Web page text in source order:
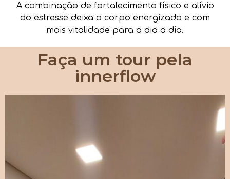
A combinação de fortalecimento físico e alívio
do estresse deixa o corpo energizado e com
mais vitalidade para o dia a dia.
Faça um tour pela
innerflow